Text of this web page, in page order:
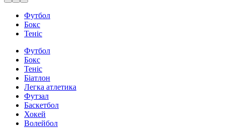
Футбол
Бокс
Теніс
Футбол
Бокс
Теніс
Біатлон
Легка атлетика
Футзал
Баскетбол
Хокей
Волейбол